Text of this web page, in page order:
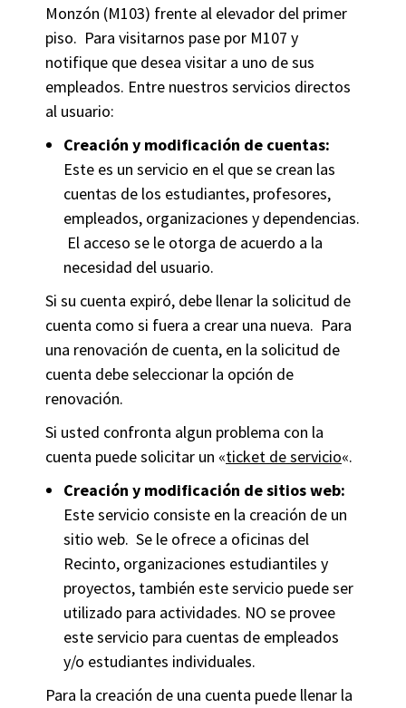
Monzón (M103) frente al elevador del primer
piso. Para visitarnos pase por M107 y
notifique que desea visitar a uno de sus
empleados. Entre nuestros servicios directos
al usuario:
Creación y modificación de cuentas:
Este es un servicio en el que se crean las
cuentas de los estudiantes, profesores,
empleados, organizaciones y dependencias.
El acceso se le otorga de acuerdo a la
necesidad del usuario.
Si su cuenta expiró, debe llenar la solicitud de
cuenta como si fuera a crear una nueva. Para
una renovación de cuenta, en la solicitud de
cuenta debe seleccionar la opción de
renovación.
Si usted confronta algun problema con la
cuenta puede solicitar un «ticket de servicio«.
Creación y modificación de sitios web:
Este servicio consiste en la creación de un
sitio web. Se le ofrece a oficinas del
Recinto, organizaciones estudiantiles y
proyectos, también este servicio puede ser
utilizado para actividades. NO se provee
este servicio para cuentas de empleados
y/o estudiantes individuales.
Para la creación de una cuenta puede llenar la